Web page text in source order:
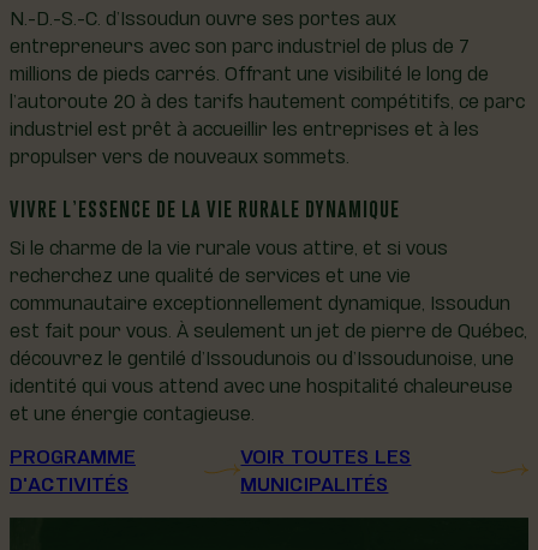
N.-D.-S.-C. d’Issoudun ouvre ses portes aux
entrepreneurs avec son parc industriel de plus de 7
millions de pieds carrés. Offrant une visibilité le long de
l’autoroute 20 à des tarifs hautement compétitifs, ce parc
industriel est prêt à accueillir les entreprises et à les
propulser vers de nouveaux sommets.
VIVRE L’ESSENCE DE LA VIE RURALE DYNAMIQUE
Si le charme de la vie rurale vous attire, et si vous
recherchez une qualité de services et une vie
communautaire exceptionnellement dynamique, Issoudun
est fait pour vous. À seulement un jet de pierre de Québec,
découvrez le gentilé d’Issoudunois ou d’Issoudunoise, une
identité qui vous attend avec une hospitalité chaleureuse
et une énergie contagieuse.
PROGRAMME
D'ACTIVITÉS
VOIR TOUTES LES
MUNICIPALITÉS